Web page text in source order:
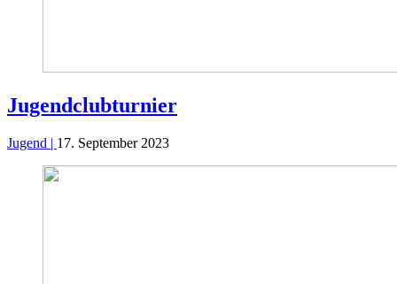
Jugend­clubturnier
Jugend | 17. September 2023